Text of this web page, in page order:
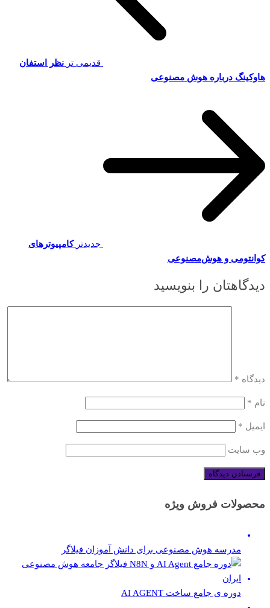
قدیمی تر نظر استفان
هاوکینگ درباره هوش مصنوعی
جدیدتر کامپیوترهای
کوانتومی و هوش‌مصنوعی
دیدگاهتان را بنویسید
دیدگاه *
نام *
ایمیل *
وب‌ سایت
محصولات فروش ویژه
مدرسه هوش مصنوعی برای دانش آموزان فیلاگر
دوره ی جامع ساخت AI AGENT